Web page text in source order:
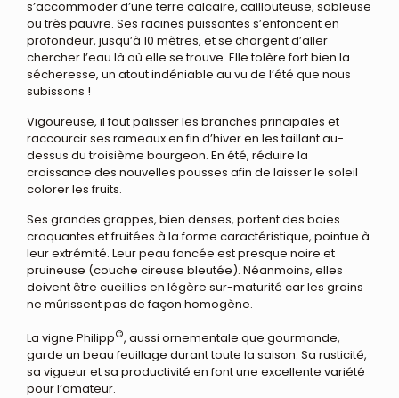
s’accommoder d’une terre calcaire, caillouteuse, sableuse
ou très pauvre. Ses racines puissantes s’enfoncent en
profondeur, jusqu’à 10 mètres, et se chargent d’aller
chercher l’eau là où elle se trouve. Elle tolère fort bien la
sécheresse, un atout indéniable au vu de l’été que nous
subissons !
Vigoureuse, il faut palisser les branches principales et
raccourcir ses rameaux en fin d’hiver en les taillant au-
dessus du troisième bourgeon. En été, réduire la
croissance des nouvelles pousses afin de laisser le soleil
colorer les fruits.
Ses grandes grappes, bien denses, portent des baies
croquantes et fruitées à la forme caractéristique, pointue à
leur extrémité. Leur peau foncée est presque noire et
pruineuse (couche cireuse bleutée). Néanmoins, elles
doivent être cueillies en légère sur-maturité car les grains
ne mûrissent pas de façon homogène.
La vigne Philipp©, aussi ornementale que gourmande,
garde un beau feuillage durant toute la saison. Sa rusticité,
sa vigueur et sa productivité en font une excellente variété
pour l’amateur.